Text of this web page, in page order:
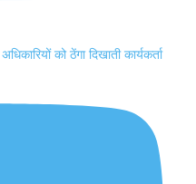
को ठेंगा दिखाती कार्यकर्ता